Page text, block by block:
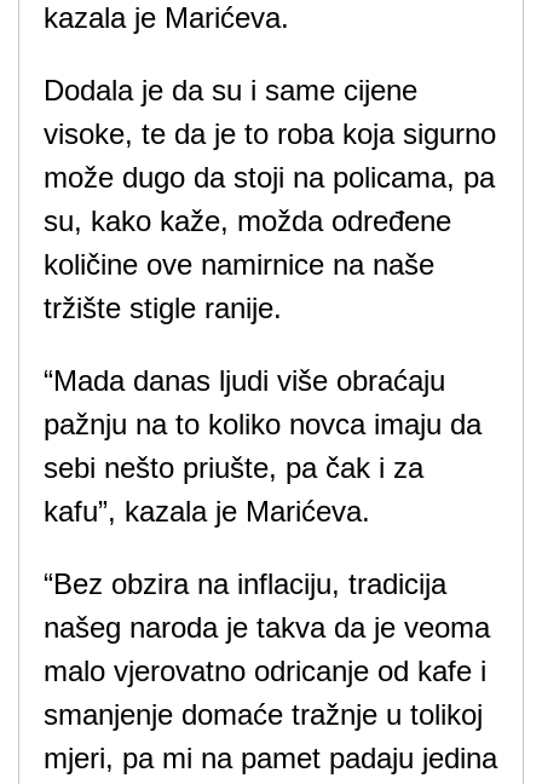
kazala je Marićeva.
Dodala je da su i same cijene
visoke, te da je to roba koja sigurno
može dugo da stoji na policama, pa
su, kako kaže, možda određene
količine ove namirnice na naše
tržište stigle ranije.
“Mada danas ljudi više obraćaju
pažnju na to koliko novca imaju da
sebi nešto priušte, pa čak i za
kafu”, kazala je Marićeva.
“Bez obzira na inflaciju, tradicija
našeg naroda je takva da je veoma
malo vjerovatno odricanje od kafe i
smanjenje domaće tražnje u tolikoj
mjeri, pa mi na pamet padaju jedina